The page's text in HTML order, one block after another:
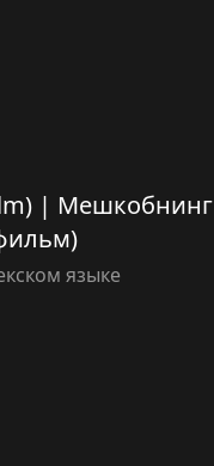
| Мешкобнинг
языке